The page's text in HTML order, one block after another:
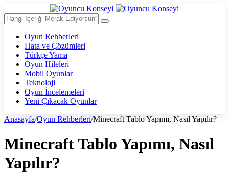
Oyun Rehberleri
Hata ve Çözümleri
Türkçe Yama
Oyun Hileleri
Mobil Oyunlar
Teknoloji
Oyun İncelemeleri
Yeni Çıkacak Oyunlar
Anasayfa/Oyun Rehberleri/Minecraft Tablo Yapımı, Nasıl Yapılır?
Minecraft Tablo Yapımı, Nasıl
Yapılır?